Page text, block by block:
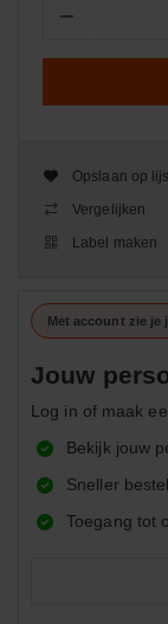
−
Opslaan op
Vergelijken
Label maken
Met account zie je
Jouw
Log in of maak
Bekijk jouw
Sneller
Toegang tot